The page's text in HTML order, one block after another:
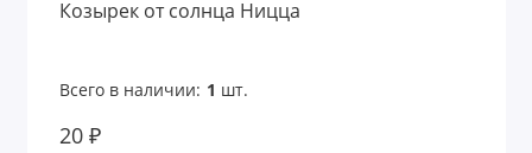
Козырек от солнца Ницца
Всего в наличии: 1 шт.
20 ₽